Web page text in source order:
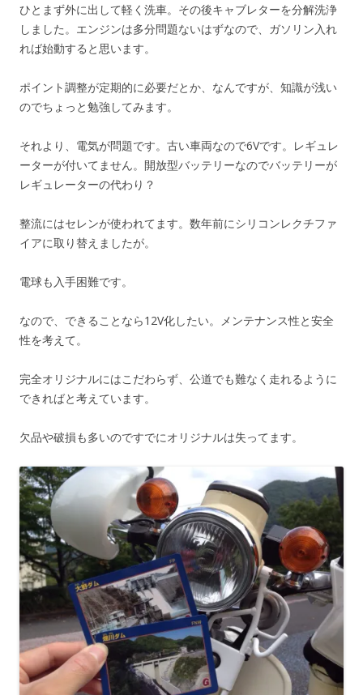
ひとまず外に出して軽く洗車。その後キャブレターを分解洗浄
しました。エンジンは多分問題ないはずなので、ガソリン入れ
れば始動すると思います。
ポイント調整が定期的に必要だとか、なんですが、知識が浅い
のでちょっと勉強してみます。
それより、電気が問題です。古い車両なので6Vです。レギュレ
ーターが付いてません。開放型バッテリーなのでバッテリーが
レギュレーターの代わり？
整流にはセレンが使われてます。数年前にシリコンレクチファ
イアに取り替えましたが。
電球も入手困難です。
なので、できることなら12V化したい。メンテナンス性と安全
性を考えて。
完全オリジナルにはこだわらず、公道でも難なく走れるように
できればと考えています。
欠品や破損も多いのですでにオリジナルは失ってます。